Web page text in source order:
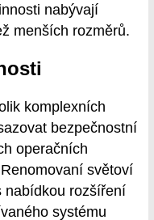
nabývají
menších rozměrů.
komplexních
bezpečnostní
operačních
světoví
nabídkou rozšíření
systému